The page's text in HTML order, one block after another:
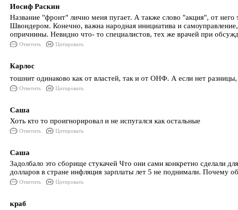
Иосиф Раскин
Название "фронт" лично меня пугает. А также слово "акция", от
Швондером. Конечно, важна народная инициатива и
опричнины. Невидно что- то специалистов, тех же врачей при
Ответить Цитировать
Карлос
тошнит одинаково как от властей, так и от ОНФ. А если нет
Ответить Цитировать
Саша
Хоть кто то проигнорировал и не испугался как остальные
Ответить Цитировать
Саша
Задолбало это сборище стукачей Что они сами конкретно сделали
долларов в стране инфляция зарплаты лет 5 не поднимали. Почему
Ответить Цитировать
краб